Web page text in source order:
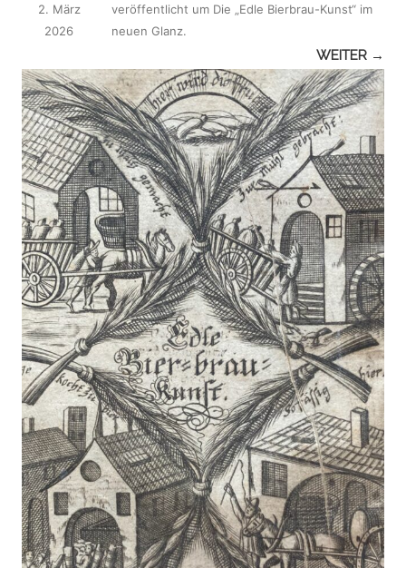
veröffentlicht
2. März
2026
um Die „Edle Bierbrau-Kunst“ im
neuen Glanz.
WEITER →